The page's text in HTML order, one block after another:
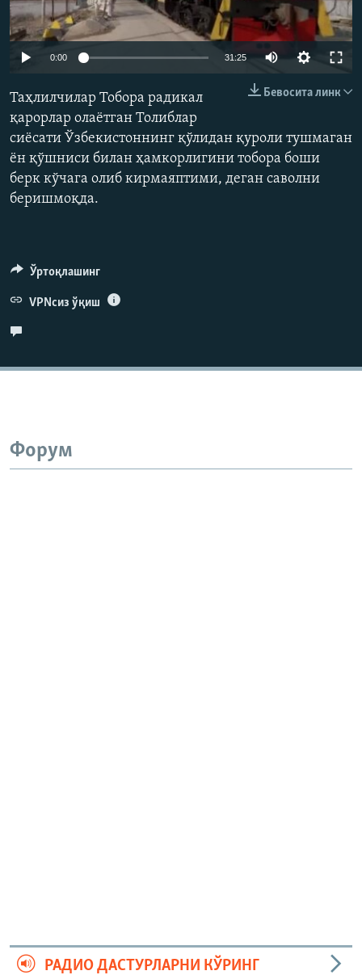
360p 480p
720p 1080p
0:00 31:25
480p
Бевосита линк
Таҳлилчилар Тобора радикал
қарорлар олаётган Толиблар
сиёсати Ўзбекистоннинг қўлидан қуроли тушмаган
ён қўшниси билан ҳамкорлигини тобора боши
берк кўчага олиб кирмаяптими, деган саволни
беришмоқда.
Ўртоқлашинг
VPNсиз ўқиш
Форум
РАДИО ДАСТУРЛАРНИ КЎРИНГ